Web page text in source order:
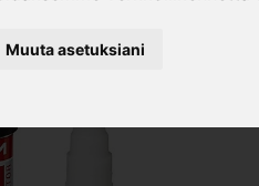
Muuta asetuksiani